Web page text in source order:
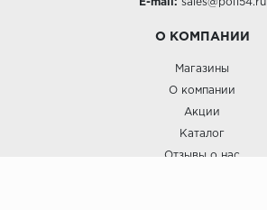
E-mail: sales@pol154.ru
О КОМПАНИИ
Магазины
О компании
Акции
Каталог
Отзывы о нас